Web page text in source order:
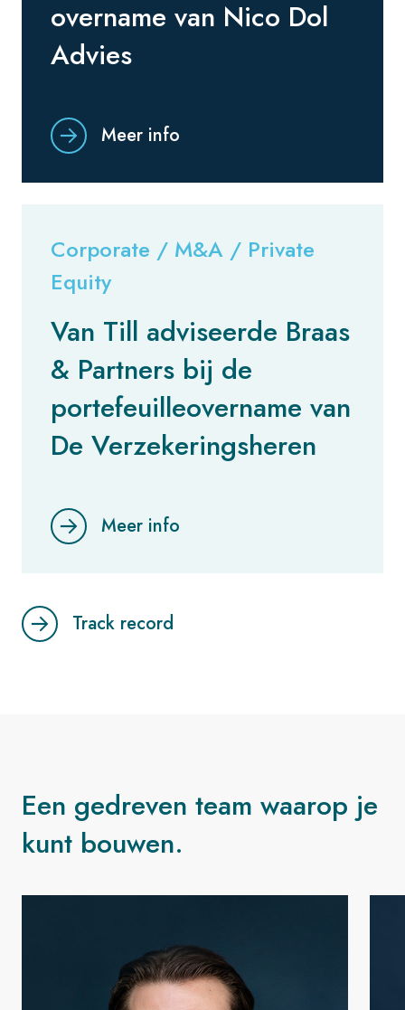
overname van Nico Dol
Advies
Meer info
Corporate / M&A / Private
Equity
Van Till adviseerde Braas
& Partners bij de
portefeuilleovername van
De Verzekeringsheren
Meer info
Track record
Een gedreven team waarop je
kunt bouwen.